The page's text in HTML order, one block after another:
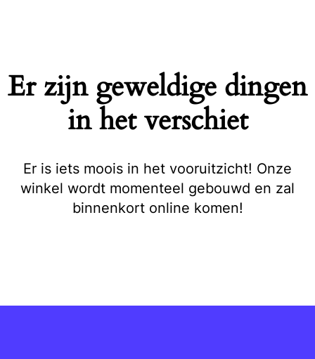
Er zijn geweldige dingen
in het verschiet
Er is iets moois in het vooruitzicht! Onze
winkel wordt momenteel gebouwd en zal
binnenkort online komen!